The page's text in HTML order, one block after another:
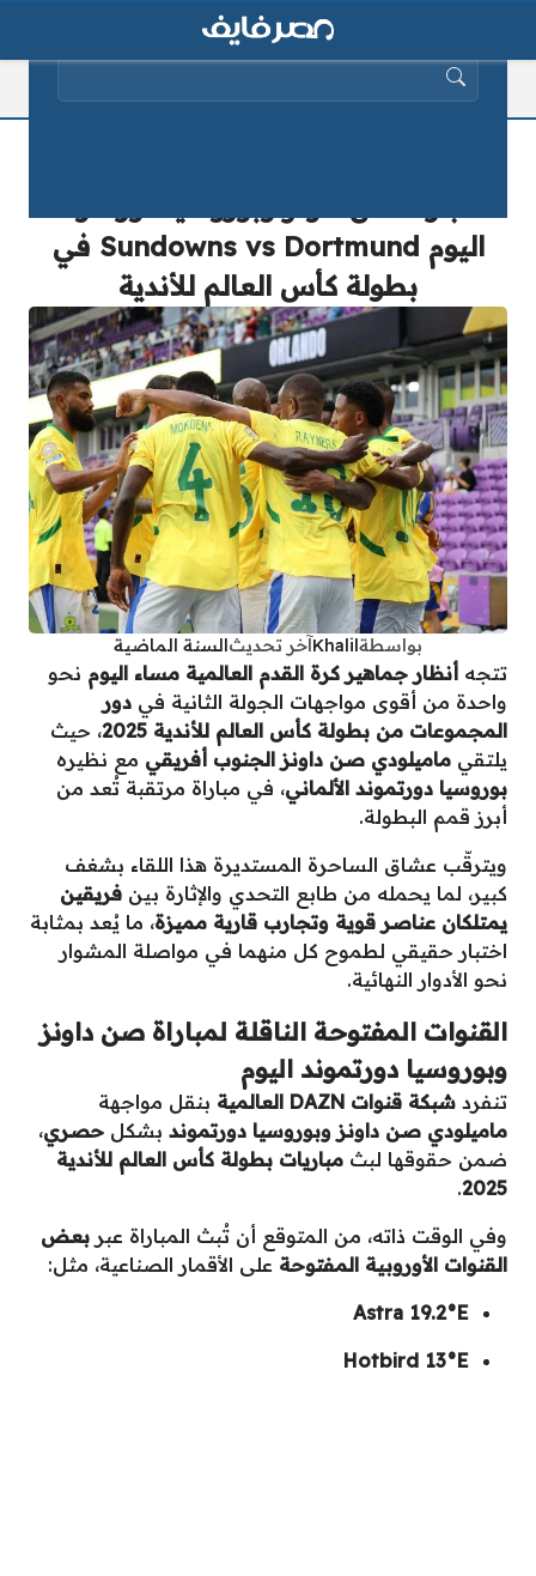
اليوم Sundowns vs Dortmund في
بطولة كأس العالم للأندية
بواسطةKhalilآخر تحديثالسنة الماضية
تتجه أنظار جماهير كرة القدم العالمية مساء اليوم نحو
واحدة من أقوى مواجهات الجولة الثانية في دور
المجموعات من بطولة كأس العالم للأندية 2025
، حيث
يلتقي ماميلودي صن داونز الجنوب أفريقي مع نظيره
بوروسيا دورتموند الألماني، في مباراة مرتقبة تُعد من
أبرز قمم البطولة.
ويترقّب عشاق الساحرة المستديرة هذا اللقاء بشغف
كبير، لما يحمله من طابع التحدي والإثارة بين فريقين
يمتلكان عناصر قوية وتجارب قارية مميزة، ما يُعد بمثابة
اختبار حقيقي لطموح كل منهما في مواصلة المشوار
نحو الأدوار النهائية.
القنوات المفتوحة الناقلة لمباراة صن داونز
وبوروسيا دورتموند اليوم
تنفرد شبكة قنوات DAZN العالمية
بنقل مواجهة
ماميلودي صن داونز وبوروسيا دورتموند بشكل حصري،
ضمن حقوقها لبث مباريات بطولة كأس العالم للأندية
2025
.
وفي الوقت ذاته، من المتوقع أن تُبث المباراة عبر بعض
القنوات الأوروبية المفتوحة على الأقمار الصناعية، مثل:
Astra 19.2°E
Hotbird 13°E
البحث عن: